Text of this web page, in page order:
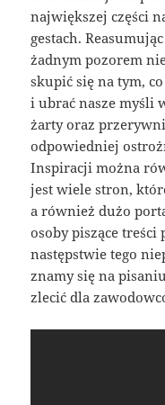
największej części
gestach.
żadnym pozorem
skupić się na tym,
i ubrać nasze myśli
żarty oraz
odpowiedniej
Inspiracji można
jest wiele stron,
a również dużo
osoby piszące
następstwie tego
znamy się na
zlecić dla